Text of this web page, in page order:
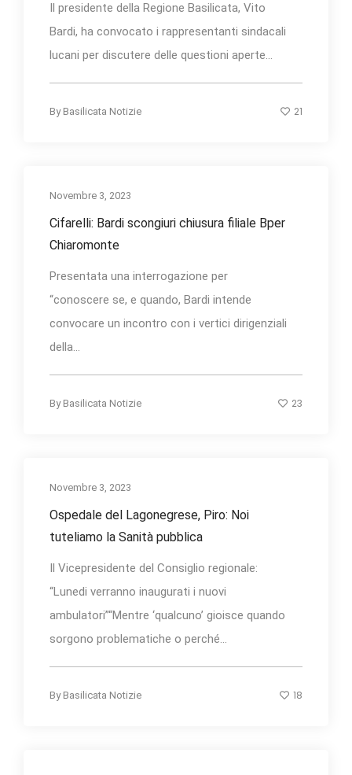
Il presidente della Regione Basilicata, Vito
Bardi, ha convocato i rappresentanti sindacali
lucani per discutere delle questioni aperte...
By Basilicata Notizie 21
Novembre 3, 2023
Cifarelli: Bardi scongiuri chiusura filiale Bper
Chiaromonte
Presentata una interrogazione per
“conoscere se, e quando, Bardi intende
convocare un incontro con i vertici dirigenziali
della...
By Basilicata Notizie 23
Novembre 3, 2023
Ospedale del Lagonegrese, Piro: Noi
tuteliamo la Sanità pubblica
Il Vicepresidente del Consiglio regionale:
“Lunedi verranno inaugurati i nuovi
ambulatori”“Mentre ‘qualcuno’ gioisce quando
sorgono problematiche o perché...
By Basilicata Notizie 18